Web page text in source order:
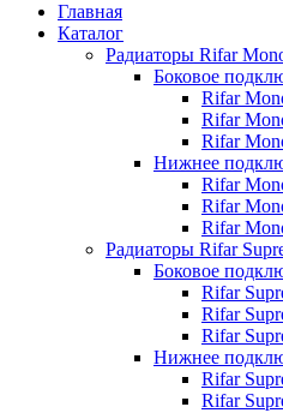
Главная
Каталог
Радиаторы Rifar
Боковое
Rifar
Rifar
Rifar
Нижнее
Rifar
Rifar
Rifar
Радиаторы Rifar
Боковое
Rifar
Rifar
Rifar
Нижнее
Rifar
Rifar